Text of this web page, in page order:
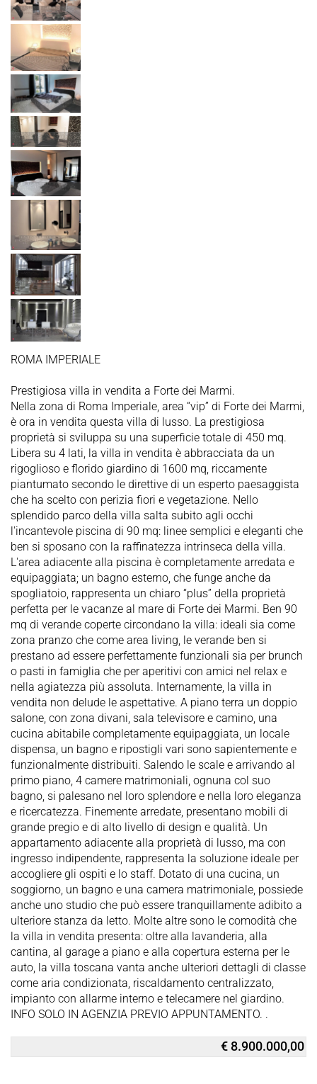
ROMA IMPERIALE
Prestigiosa villa in vendita a Forte dei Marmi.
Nella zona di Roma Imperiale, area “vip” di Forte dei Marmi,
è ora in vendita questa villa di lusso. La prestigiosa
proprietà si sviluppa su una superficie totale di 450 mq.
Libera su 4 lati, la villa in vendita è abbracciata da un
rigoglioso e florido giardino di 1600 mq, riccamente
piantumato secondo le direttive di un esperto paesaggista
che ha scelto con perizia fiori e vegetazione. Nello
splendido parco della villa salta subito agli occhi
l'incantevole piscina di 90 mq: linee semplici e eleganti che
ben si sposano con la raffinatezza intrinseca della villa.
L'area adiacente alla piscina è completamente arredata e
equipaggiata; un bagno esterno, che funge anche da
spogliatoio, rappresenta un chiaro “plus” della proprietà
perfetta per le vacanze al mare di Forte dei Marmi. Ben 90
mq di verande coperte circondano la villa: ideali sia come
zona pranzo che come area living, le verande ben si
prestano ad essere perfettamente funzionali sia per brunch
o pasti in famiglia che per aperitivi con amici nel relax e
nella agiatezza più assoluta. Internamente, la villa in
vendita non delude le aspettative. A piano terra un doppio
salone, con zona divani, sala televisore e camino, una
cucina abitabile completamente equipaggiata, un locale
dispensa, un bagno e ripostigli vari sono sapientemente e
funzionalmente distribuiti. Salendo le scale e arrivando al
primo piano, 4 camere matrimoniali, ognuna col suo
bagno, si palesano nel loro splendore e nella loro eleganza
e ricercatezza. Finemente arredate, presentano mobili di
grande pregio e di alto livello di design e qualità. Un
appartamento adiacente alla proprietà di lusso, ma con
ingresso indipendente, rappresenta la soluzione ideale per
accogliere gli ospiti e lo staff. Dotato di una cucina, un
soggiorno, un bagno e una camera matrimoniale, possiede
anche uno studio che può essere tranquillamente adibito a
ulteriore stanza da letto. Molte altre sono le comodità che
la villa in vendita presenta: oltre alla lavanderia, alla
cantina, al garage a piano e alla copertura esterna per le
auto, la villa toscana vanta anche ulteriori dettagli di classe
come aria condizionata, riscaldamento centralizzato,
impianto con allarme interno e telecamere nel giardino.
INFO SOLO IN AGENZIA PREVIO APPUNTAMENTO. .
€ 8.900.000,00